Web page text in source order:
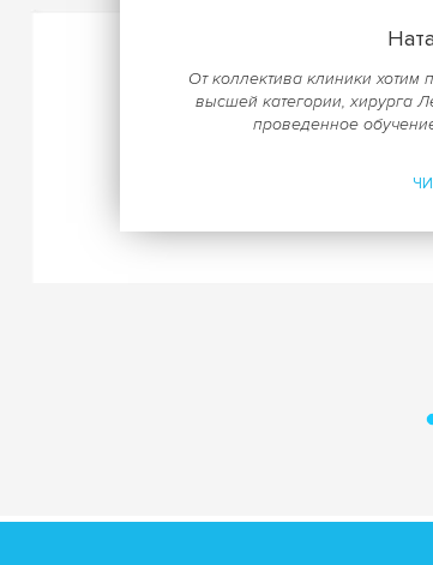
От коллектива клиники хотим
высшей категории, хирурга
проведенное